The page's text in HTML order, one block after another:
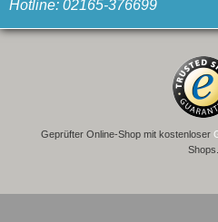
Hotline: 02165-376699
Geprüfter Online-Shop mit kostenloser
Shops.